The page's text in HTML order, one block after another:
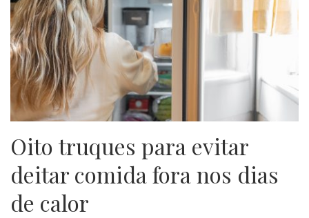
Oito truques para evitar
deitar comida fora nos dias
de calor